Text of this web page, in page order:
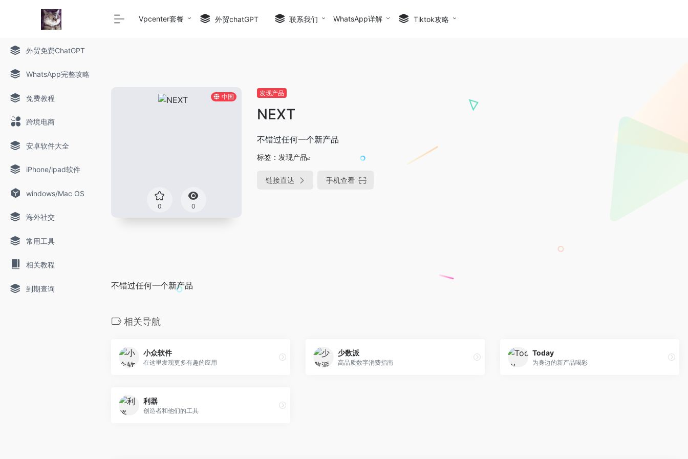
外贸免费ChatGPT
WhatsApp完整攻略
免费教程
跨境电商
安卓软件大全
iPhone/ipad软件
windows/Mac OS
海外社交
常用工具
相关教程
到期查询
Vpcenter套餐 外贸chatGPT 联系我们 WhatsApp详解 Tiktok攻略
中国
0 0
发现产品
NEXT
不错过任何一个新产品
标签： 发现产品
链接直达 手机查看
不错过任何一个新产品
相关导航
小众软件
在这里发现更多有趣的应用
少数派
高品质数字消费指南
Today
为身边的新产品喝彩
利器
创造者和他们的工具